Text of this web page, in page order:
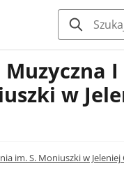
Muzyczna
w
im. S. Moniuszki w Jeleniej